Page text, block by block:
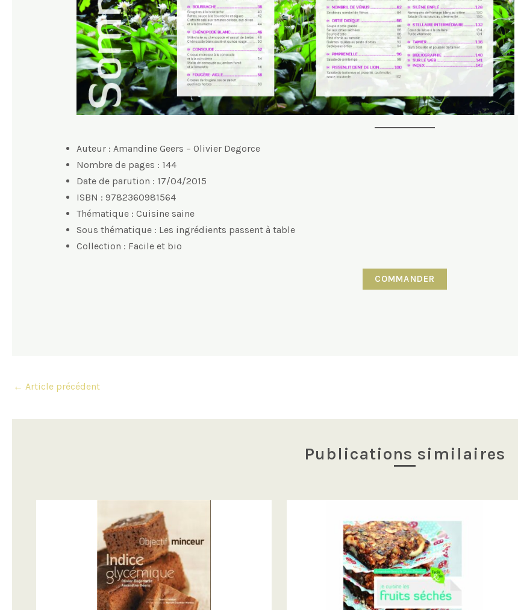
Auteur : Amandine Geers – Olivier Degorce
Nombre de pages : 144
Date de parution : 17/04/2015
ISBN : 9782360981564
Thématique : Cuisine saine
Sous thématique : Les ingrédients passent à table
Collection : Facile et bio
COMMANDER
Navigation
← Article précédent
Publications similaires